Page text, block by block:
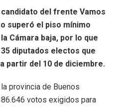
del frente Vamos
superó el piso mínimo
Cámara baja, por lo que
diputados electos que
partir del 10 de diciembre.
provincia de Buenos
votos exigidos para